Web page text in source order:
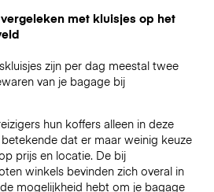
met kluisjes op het
zijn per dag meestal twee
van je bagage bij
hun koffers alleen in deze
dat er maar weinig keuze
prijs en locatie. De bij
winkels bevinden zich overal in
mogelijkheid hebt om je bagage